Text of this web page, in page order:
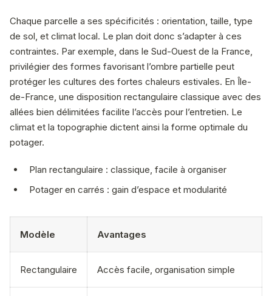
Chaque parcelle a ses spécificités : orientation, taille, type
de sol, et climat local. Le plan doit donc s’adapter à ces
contraintes. Par exemple, dans le Sud-Ouest de la France,
privilégier des formes favorisant l’ombre partielle peut
protéger les cultures des fortes chaleurs estivales. En Île-
de-France, une disposition rectangulaire classique avec des
allées bien délimitées facilite l’accès pour l’entretien. Le
climat et la topographie dictent ainsi la forme optimale du
potager.
Plan rectangulaire : classique, facile à organiser
Potager en carrés : gain d’espace et modularité
Modèle Avantages
Rectangulaire Accès facile, organisation simple